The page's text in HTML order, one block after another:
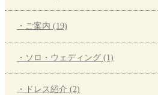
・ご案内 (19)
・ソロ・ウェディング (1)
・ドレス紹介 (2)